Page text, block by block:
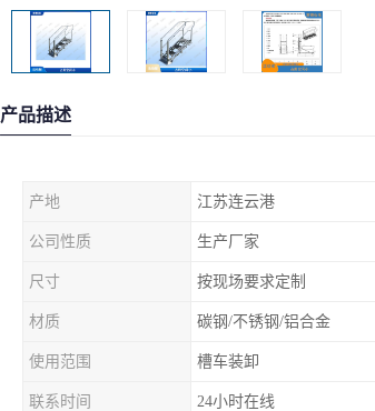
产品描述
产地 江苏连云港
公司性质 生产厂家
尺寸 按现场要求定制
材质 碳钢/不锈钢/铝合金
使用范围 槽车装卸
联系时间 24小时在线